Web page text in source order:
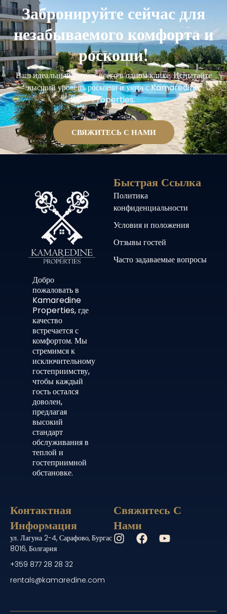
Забронируйте сейчас для
незабываемого комфорта и
роскоши!
Ваш идеальный отпуск всего в одном клике. Испытайте
высший уровень роскоши и уюта с Kamaredine
Properties.
СВЯЖИТЕСЬ С НАМИ
Добро
пожаловать в
Kamaredine
Properties, где
качество
встречается с
комфортом. Мы
стремимся к
исключительному
гостеприимству,
чтобы каждый
гость остался
доволен,
предлагая
высокий
стандарт
обслуживания в
теплой и
гостеприимной
обстановке.
Быстрая Ссылка
Политика
конфиденциальности
Условия и положения
Отзывы гостей
Часто задаваемые вопросы
Контактная
Информация
ул. Лагуна 2-4, Сарафово, Бургас
8016, Болгария
+359 877 28 28 32
rentals@kamaredine.com
Свяжитесь С
Нами